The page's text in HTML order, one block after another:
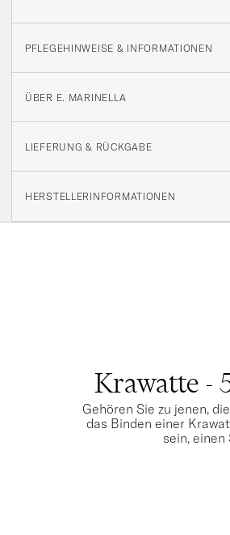
PFLEGEHINWEISE & INFORMATIONEN
ÜBER E. MARINELLA
LIEFERUNG & RÜCKGABE
HERSTELLERINFORMATIONEN
Krawatte -
Gehören Sie zu jenen,
das Binden einer
sein, einen